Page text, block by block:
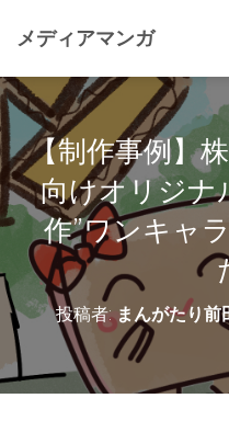
メディアマンガ
【制作事例】
向けオリジナ
作”ワンキャ
投稿者:まんがたり前